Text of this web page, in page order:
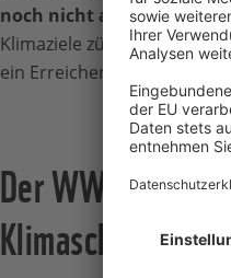
noch nicht ausreichend:
Klimaziele zügig
ein Erreichen des 1,5°C-
Der WWF-
Klimaschutz in